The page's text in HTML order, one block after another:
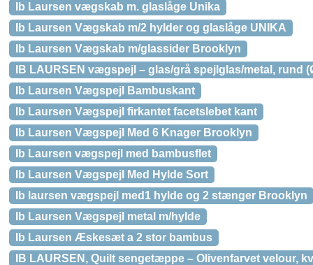
Ib Laursen vægskab m. glaslåge Unika
Ib Laursen Vægskab m/2 hylder og glaslåge UNIKA
Ib Laursen Vægskab m/glassider Brooklyn
IB LAURSEN vægspejl – glas/grå spejlglas/metal, rund
Ib Laursen Vægspejl Bambuskant
Ib Laursen Vægspejl firkantet facetslebet kant
Ib Laursen Vægspejl Med 6 Knager Brooklyn
Ib Laursen vægspejl med bambusflet
Ib Laursen Vægspejl Med Hylde Sort
Ib laursen vægspejl med1 hylde og 2 stænger Brooklyn
Ib Laursen Vægspejl metal m/hylde
Ib Laursen Æskesæt a 2 stor bambus
IB LAURSEN, Quilt sengetæppe – Olivenfarvet velour,